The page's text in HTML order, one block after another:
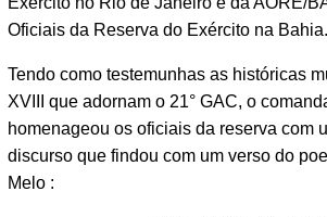
Oficiais da Reserva do Exército na Bahia.
Tendo como testemunhas as históricas
XVIII que adornam o 21° GAC, o
homenageou os oficiais da reserva com
discurso que findou com um verso do
Melo :